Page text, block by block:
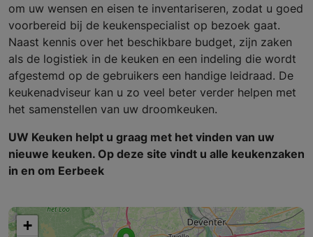
om uw wensen en eisen te inventariseren, zodat u goed
voorbereid bij de keukenspecialist op bezoek gaat.
Naast kennis over het beschikbare budget, zijn zaken
als de logistiek in de keuken en een indeling die wordt
afgestemd op de gebruikers een handige leidraad. De
keukenadviseur kan u zo veel beter verder helpen met
het samenstellen van uw droomkeuken.
UW Keuken helpt u graag met het vinden van uw
nieuwe keuken. Op deze site vindt u alle keukenzaken
in en om Eerbeek
+